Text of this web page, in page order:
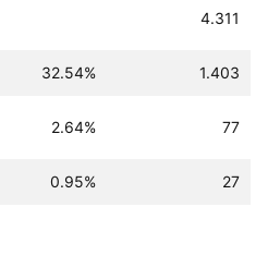
4.311
32.54% 1.403
2.64% 77
0.95% 27